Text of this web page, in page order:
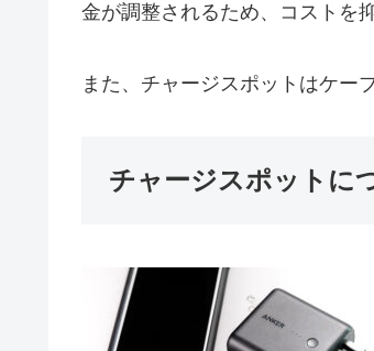
金が調整されるため、コストを
また、チャージスポットはケー
チャージスポットに